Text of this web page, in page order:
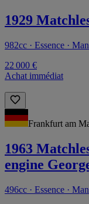
1929
982cc · Essence ·
22 000 €
Achat immédiat
Frankfurt am
1963
engine
496cc · Essence ·